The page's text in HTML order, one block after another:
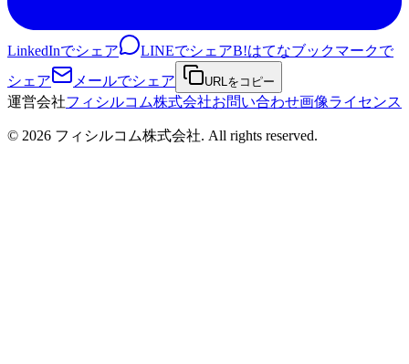
LinkedInでシェア LINEでシェアB!はてなブックマークで
シェア
メールでシェア URLをコピー
運営会社フィシルコム株式会社お問い合わせ画像ライセンス
© 2026 フィシルコム株式会社. All rights reserved.